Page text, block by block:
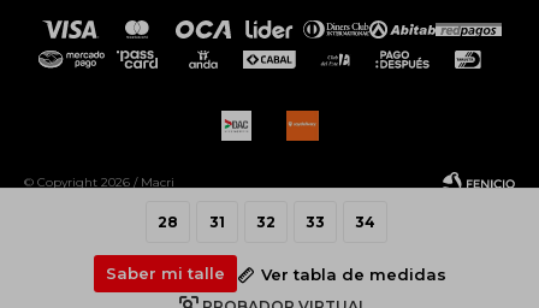
28 31 32 33 34
Saber mi talle Ver tabla de medidas
© Copyright 2026 / Macri